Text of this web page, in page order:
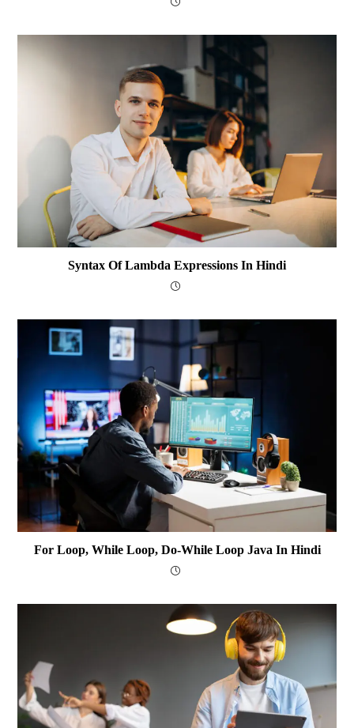
Syntax Of Lambda Expressions In Hindi
For Loop, While Loop, Do-While Loop Java In Hindi